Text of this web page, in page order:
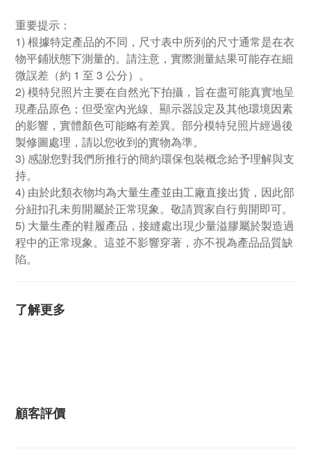
重要提示：
1) 根據特定產品的不同，尺寸表中所列的尺寸通常是在衣
物平鋪狀態下測量的。請注意，實際測量結果可能存在細
微誤差（約 1 至 3 公分）。
2) 模特兒照片主要在自然光下拍攝，旨在盡可能真實地呈
現產品原色；但受室內光線、顯示器設定及其他環境因素
的影響，實體顏色可能略有差異。部分模特兒照片經過後
製修圖處理，請以您收到的實物為準。
3) 感謝您對我們所推行的簡約環保包裝概念給予理解與支
持。
4) 由於此類衣物均為大量生產並由工廠直接出貨，因此部
分紐扣孔未剪開屬於正常現象。敬請買家自行剪開即可。
5) 大量生產的鞋履產品，接縫處出現少量溢膠屬於製造過
程中的正常現象。這並不影響穿著，亦不視為產品品質缺
陷。
了解更多
顧客評價